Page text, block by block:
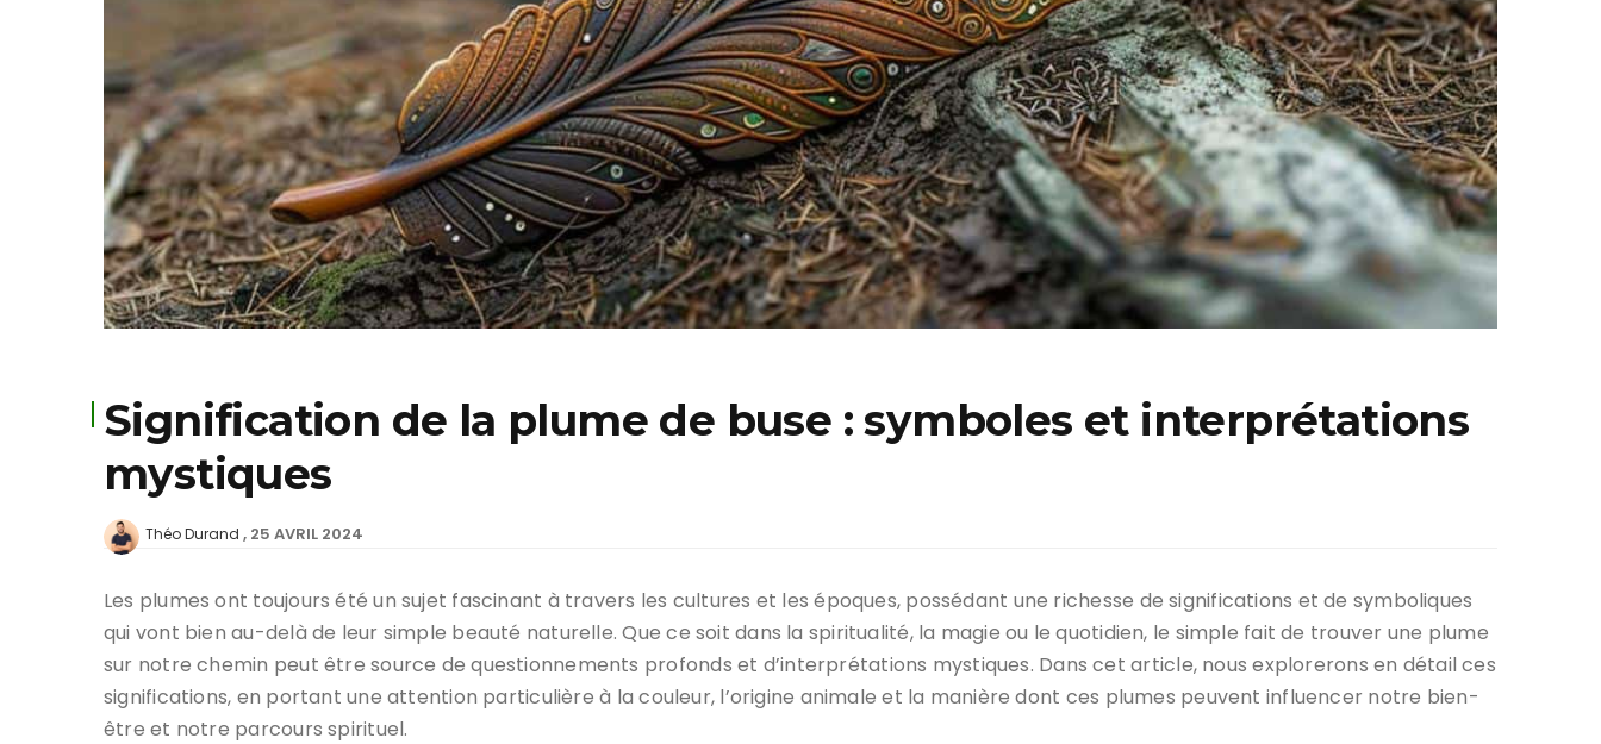
Signification de la plume de buse : symboles et interprétations
mystiques
Théo Durand 25 AVRIL 2024
Les plumes ont toujours été un sujet fascinant à travers les cultures et les époques, possédant une richesse de significations et de symboliques
qui vont bien au-delà de leur simple beauté naturelle. Que ce soit dans la spiritualité, la magie ou le quotidien, le simple fait de trouver une plume
sur notre chemin peut être source de questionnements profonds et d’interprétations mystiques. Dans cet article, nous explorerons en détail ces
significations, en portant une attention particulière à la couleur, l’origine animale et la manière dont ces plumes peuvent influencer notre bien-
être et notre parcours spirituel.